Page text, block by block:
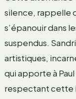
silence, rappelle
s’épanouir dans
suspendus.
artistiques,
qui apporte à
respectant cette